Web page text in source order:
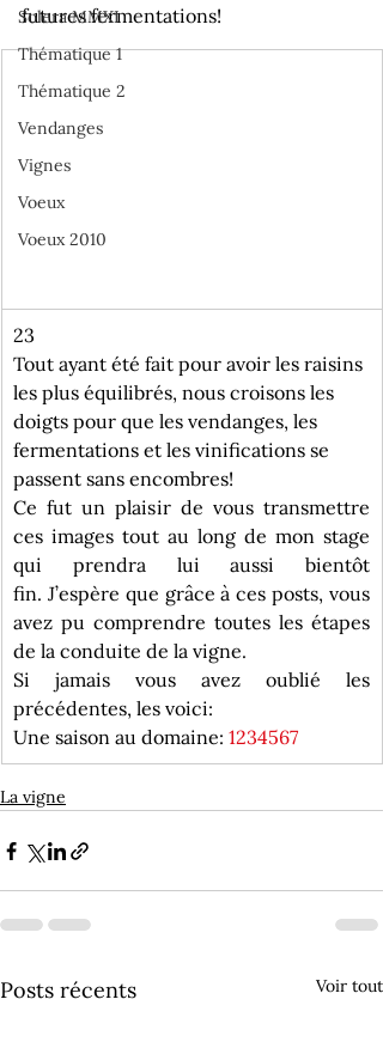
Solera MMXI
Thématique 1
Thématique 2
Vendanges
Vignes
Voeux
Voeux 2010
futures fermentations!
23
Tout ayant été fait pour avoir les raisins
les plus équilibrés, nous croisons les
doigts pour que les vendanges, les
fermentations et les vinifications se
passent sans encombres!
Ce fut un plaisir de vous transmettre
ces images tout au long de mon stage
qui prendra lui aussi bientôt
fin. J’espère que grâce à ces posts, vous
avez pu comprendre toutes les étapes
de la conduite de la vigne.
Si jamais vous avez oublié les
précédentes, les voici:
Une saison au domaine: 1234567
La vigne
Posts récents Voir tout